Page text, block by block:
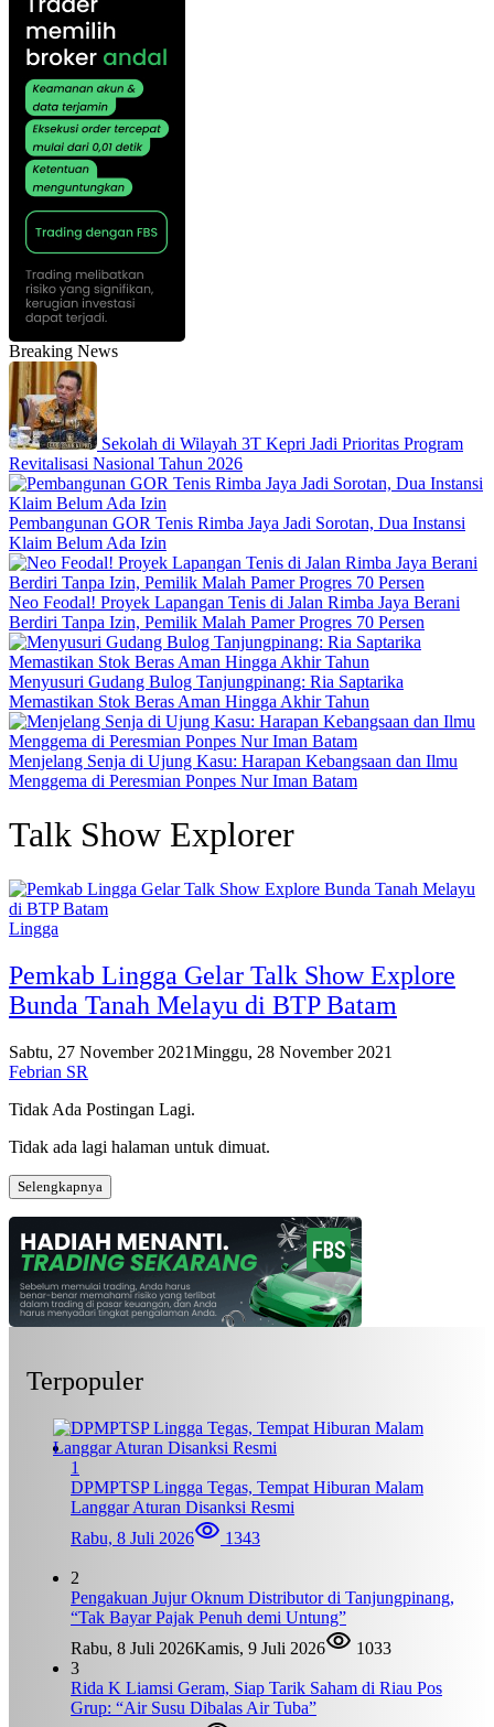
Breaking News
Sekolah di Wilayah 3T Kepri Jadi Prioritas Program
Revitalisasi Nasional Tahun 2026
Pembangunan GOR Tenis Rimba Jaya Jadi Sorotan, Dua Instansi
Klaim Belum Ada Izin
Neo Feodal! Proyek Lapangan Tenis di Jalan Rimba Jaya Berani
Berdiri Tanpa Izin, Pemilik Malah Pamer Progres 70 Persen
Menyusuri Gudang Bulog Tanjungpinang: Ria Saptarika
Memastikan Stok Beras Aman Hingga Akhir Tahun
Menjelang Senja di Ujung Kasu: Harapan Kebangsaan dan Ilmu
Menggema di Peresmian Ponpes Nur Iman Batam
Talk Show Explorer
Lingga
Pemkab Lingga Gelar Talk Show Explore
Bunda Tanah Melayu di BTP Batam
Sabtu, 27 November 2021Minggu, 28 November 2021
Febrian SR
Tidak Ada Postingan Lagi.
Tidak ada lagi halaman untuk dimuat.
Selengkapnya
Terpopuler
1
DPMPTSP Lingga Tegas, Tempat Hiburan Malam
Langgar Aturan Disanksi Resmi
Rabu, 8 Juli 2026
1343
2
Pengakuan Jujur Oknum Distributor di Tanjungpinang,
“Tak Bayar Pajak Penuh demi Untung”
Rabu, 8 Juli 2026Kamis, 9 Juli 2026
1033
3
Rida K Liamsi Geram, Siap Tarik Saham di Riau Pos
Grup: “Air Susu Dibalas Air Tuba”